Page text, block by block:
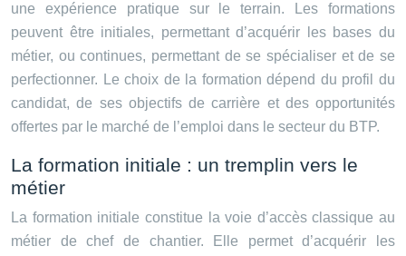
une expérience pratique sur le terrain. Les formations
peuvent être initiales, permettant d’acquérir les bases du
métier, ou continues, permettant de se spécialiser et de se
perfectionner. Le choix de la formation dépend du profil du
candidat, de ses objectifs de carrière et des opportunités
offertes par le marché de l’emploi dans le secteur du BTP.
La formation initiale : un tremplin vers le
métier
La formation initiale constitue la voie d’accès classique au
métier de chef de chantier. Elle permet d’acquérir les